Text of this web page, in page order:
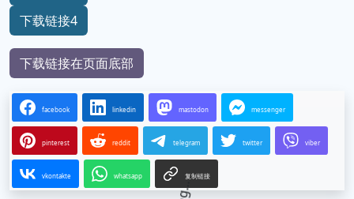
下载链接4
下载链接在页面底部
facebook linkedin mastodon messenger
pinterest reddit telegram twitter viber
vkontakte whatsapp 复制链接